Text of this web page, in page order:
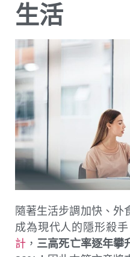
生活
隨著生活步調加快、外
成為現代人的隱形殺
計 ， 三高死亡率逐年攀